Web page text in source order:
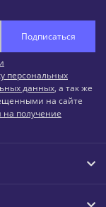
Подписаться
персональных
данных, а так же
на сайте
на получение